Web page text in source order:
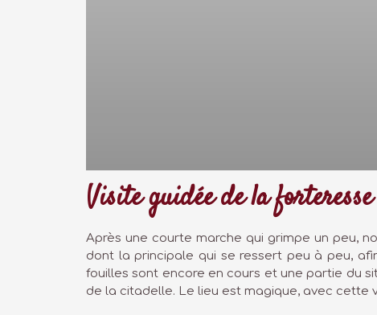
Visite guidée de la
Après une courte marche qui grimpe un peu,
dont la principale qui se ressert peu à peu,
fouilles sont encore en cours et une partie du
de la citadelle. Le lieu est magique, avec cette